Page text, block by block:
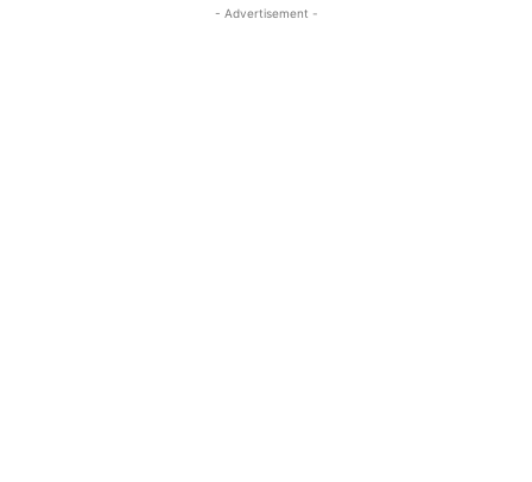
- Advertisement -